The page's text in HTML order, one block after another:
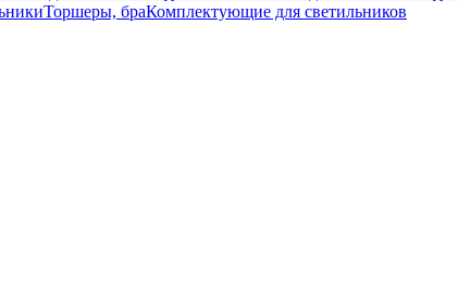
Торшеры, браКомплектующие для светильников